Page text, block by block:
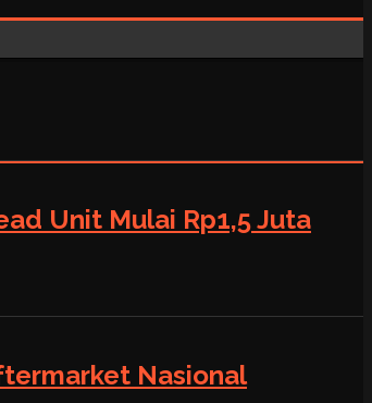
Unit Mulai Rp1,5 Juta
Nasional